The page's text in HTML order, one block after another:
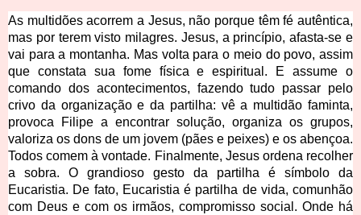
As multidões acorrem a Jesus, não porque têm fé autêntica,
mas por terem visto milagres. Jesus, a princípio, afasta-se e
vai para a montanha. Mas volta para o meio do povo, assim
que constata sua fome física e espiritual. E assume o
comando dos acontecimentos, fazendo tudo passar pelo
crivo da organização e da partilha: vê a multidão faminta,
provoca Filipe a encontrar solução, organiza os grupos,
valoriza os dons de um jovem (pães e peixes) e os abençoa.
Todos comem à vontade. Finalmente, Jesus ordena recolher
a sobra. O grandioso gesto da partilha é símbolo da
Eucaristia. De fato, Eucaristia é partilha de vida, comunhão
com Deus e com os irmãos, compromisso social. Onde há